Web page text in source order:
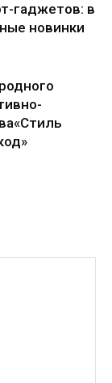
гаджетов: в
новинки